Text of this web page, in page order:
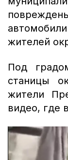
жителей
Под
станицы
жители
видео, где